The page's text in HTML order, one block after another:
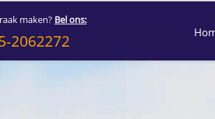
maken? Bel ons:
2062272